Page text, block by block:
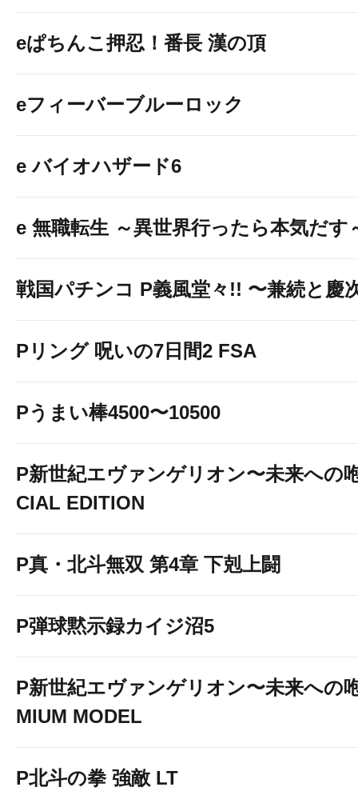
eぱちんこ押忍！番長 漢の頂
eフィーバーブルーロック
e バイオハザード6
e 無職転生 ～異世界行ったら本気だす
戦国パチンコ P義風堂々!! 〜兼続と慶
Pリング 呪いの7日間2 FSA
Pうまい棒4500〜10500
P新世紀エヴァンゲリオン〜未来への
CIAL EDITION
P真・北斗無双 第4章 下剋上闘
P弾球黙示録カイジ沼5
P新世紀エヴァンゲリオン〜未来への
MIUM MODEL
P北斗の拳 強敵 LT